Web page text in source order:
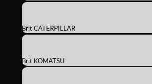
Brit CATERPILLAR
Brit KOMATSU